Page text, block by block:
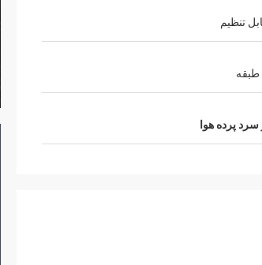
تنظیم
پرده هوا